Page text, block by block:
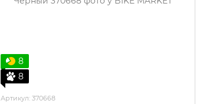
8
8
Артикул: 370668